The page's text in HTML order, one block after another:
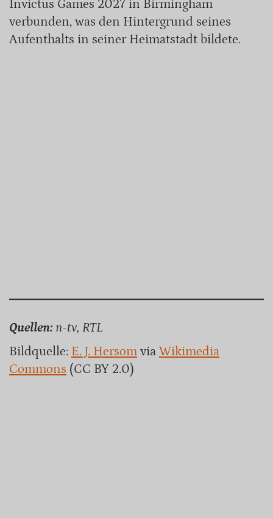
Invictus Games 2027 in Birmingham
verbunden, was den Hintergrund seines
Aufenthalts in seiner Heimatstadt bildete.
Quellen: n-tv, RTL
Bildquelle: E. J. Hersom via Wikimedia
Commons (CC BY 2.0)